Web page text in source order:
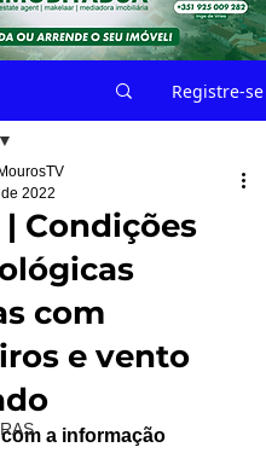
Registre-se
| Condições
com
e vento
2022
a informação